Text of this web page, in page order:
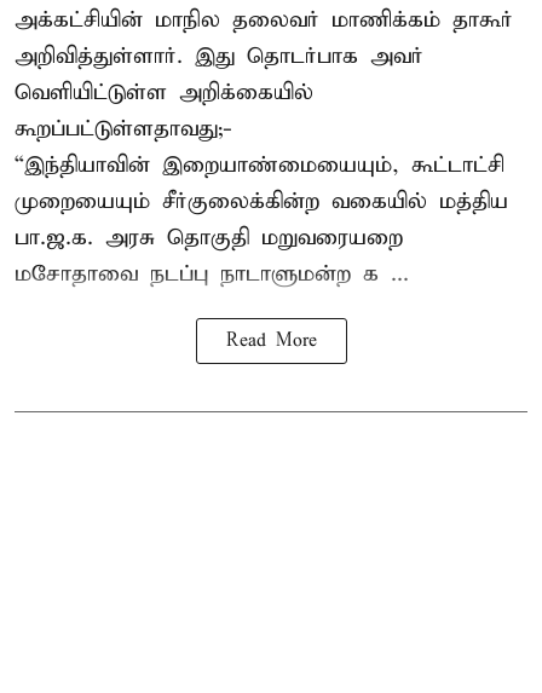
அக்கட்சியின் மாநில தலைவர் மாணிக்கம் தாகூர்
அறிவித்துள்ளார். இது தொடர்பாக அவர்
வெளியிட்டுள்ள அறிக்கையில்
கூறப்பட்டுள்ளதாவது;-
“இந்தியாவின் இறையாண்மையையும், கூட்டாட்சி
முறையையும் சீர்குலைக்கின்ற வகையில் மத்திய
பா.ஜ.க. அரசு தொகுதி மறுவரையறை
மசோதாவை நடப்பு நாடாளுமன்ற க ...
Read More